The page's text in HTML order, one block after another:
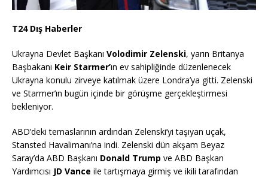
T24 Dış Haberler
Ukrayna Devlet Başkanı Volodimir Zelenski, yarın Britanya
Başbakanı Keir Starmer’ın ev sahipliğinde düzenlenecek
Ukrayna konulu zirveye katılmak üzere Londra’ya gitti. Zelenski
ve Starmer’ın bugün içinde bir görüşme gerçekleştirmesi
bekleniyor.
ABD’deki temaslarının ardından Zelenski’yi taşıyan uçak,
Stansted Havalimanı’na indi. Zelenski dün akşam Beyaz
Saray’da ABD Başkanı Donald Trump ve ABD Başkan
Yardımcısı JD Vance ile tartışmaya girmiş ve ikili tarafından